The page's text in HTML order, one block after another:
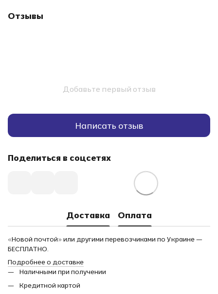
Отзывы
Добавьте первый отзыв
Написать отзыв
Поделиться в соцсетях
Доставка Оплата
«Новой почтой» или другими перевозчиками по Украине —
БЕСПЛАТНО.
Подробнее о доставке
Наличными при получении
Кредитной картой